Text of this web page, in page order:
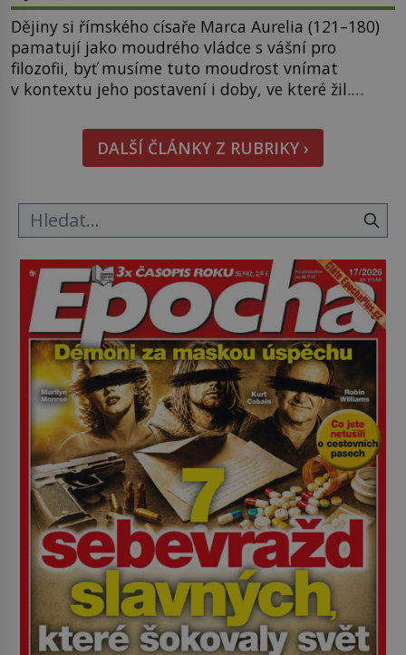
Dějiny si římského císaře Marca Aurelia (121–180)
pamatují jako moudrého vládce s vášní pro
filozofii, byť musíme tuto moudrost vnímat
v kontextu jeho postavení i doby, ve které žil.
pravdu na padrť a prohlásit, že to byl jen životem
unavený a drogou ovládaný muž? Marcus Aurelius
byl zastáncem stoicismu, učení, […]
DALŠÍ ČLÁNKY Z RUBRIKY ›